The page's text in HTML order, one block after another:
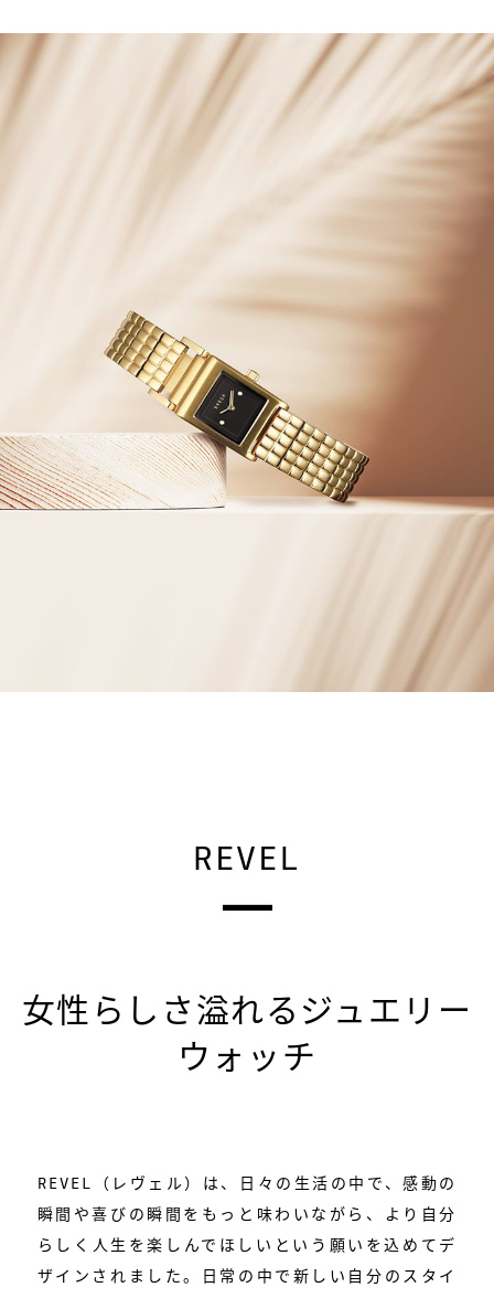
TOPICS
FOLLOW US
REVEL
女性らしさ溢れるジュエリー
ウォッチ
REVEL（レヴェル）は、日々の生活の中で、感動の
瞬間や喜びの瞬間をもっと味わいながら、より自分
らしく人生を楽しんでほしいという願いを込めてデ
ザインされました。日常の中で新しい自分のスタイ